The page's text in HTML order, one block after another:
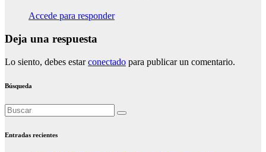
Accede para responder
Deja una respuesta
Lo siento, debes estarconectado para publicar un comentario.
Búsqueda
Entradas recientes